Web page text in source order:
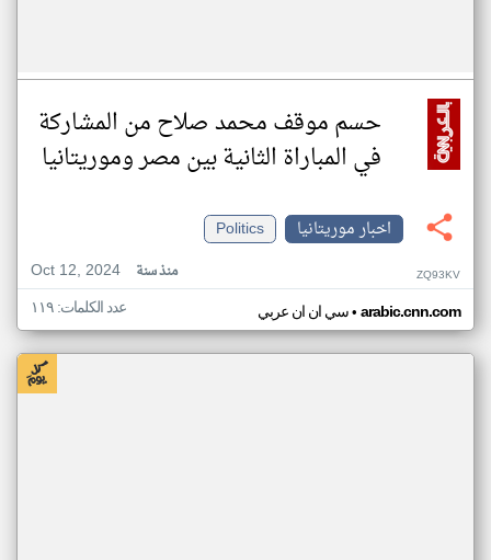
حسم موقف محمد صلاح من المشاركة
في المباراة الثانية بين مصر وموريتانيا
اخبار موريتانيا
Politics
Oct 12, 2024
منذ سنة ZQ93KV
سي ان ان عربي• arabic.cnn.com عدد الكلمات: ١١٩